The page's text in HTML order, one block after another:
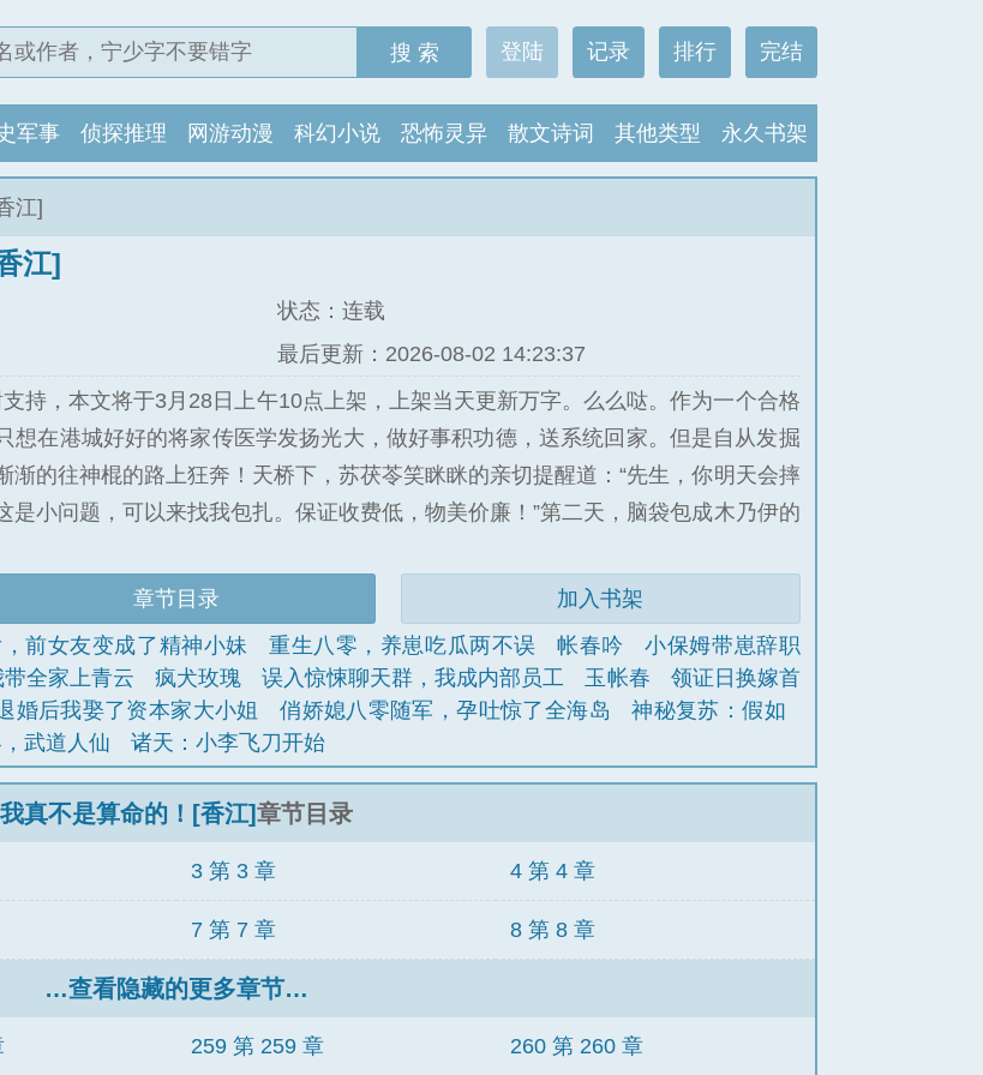
完结
排行
记录
登陆
搜 索
军事 侦探推理 网游动漫 科幻小说 恐怖灵异 散文诗词 其他类型 永久书架
江]
江]
状态：连载
最后更新：2026-08-02 14:23:37
支持，本文将于3月28日上午10点上架，上架当天更新万字。么么哒。作为一个合格
想在港城好好的将家传医学发扬光大，做好事积功德，送系统回家。但是自从发掘
渐的往神棍的路上狂奔！天桥下，苏茯苓笑眯眯的亲切提醒道：“先生，你明天会摔
是小问题，可以来找我包扎。保证收费低，物美价廉！”第二天，脑袋包成木乃伊的
章节目录
加入书架
前女友变成了精神小妹 重生八零，养崽吃瓜两不误 帐春吟
小保姆带崽辞职
全家上青云 疯犬玫瑰 误入惊悚聊天群，我成内部员工 玉帐春
领证日换嫁首
婚后我娶了资本家大小姐 俏娇媳八零随军，孕吐惊了全海岛
神秘复苏：假如
武道人仙 诸天：小李飞刀开始
我真不是算命的！[香江]章节目录
3 第 3 章 4 第 4 章
7 第 7 章 8 第 8 章
…查看隐藏的更多章节…
259 第 259 章 260 第 260 章